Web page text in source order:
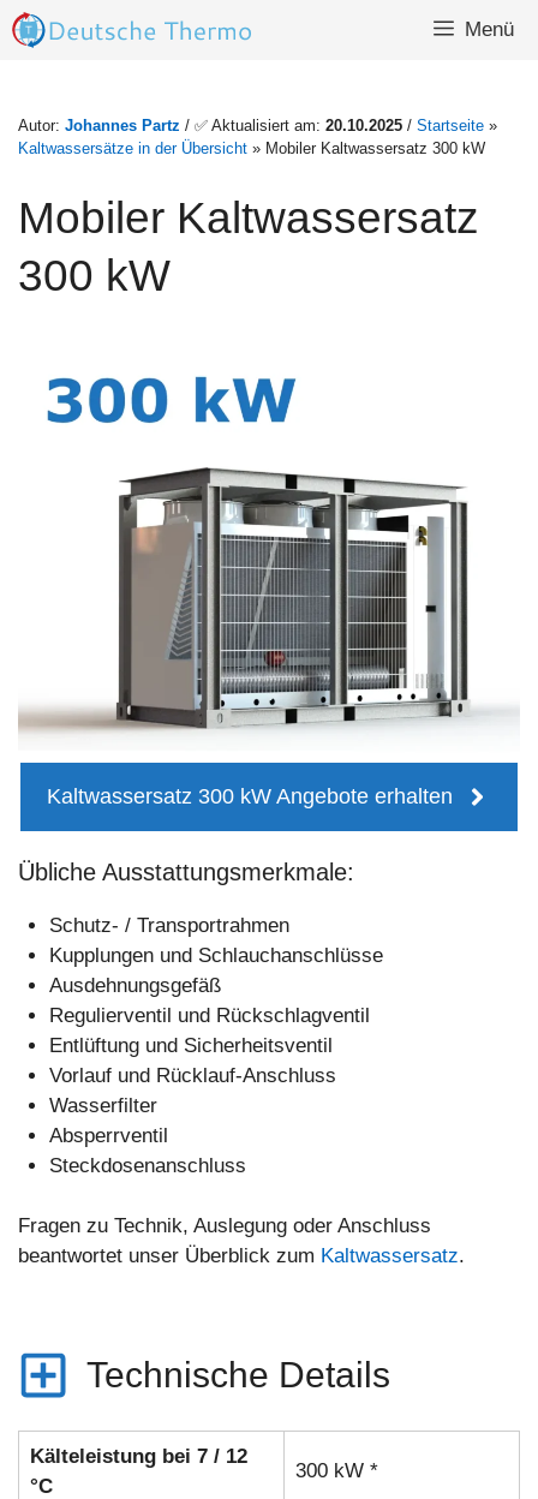
Zum
Inhalt
Menü
Autor: Johannes Partz / ✅ Aktualisiert am: 20.10.2025 / Startseite »
Kaltwassersätze in der Übersicht » Mobiler Kaltwassersatz 300 kW
Mobiler Kaltwassersatz
300 kW
Kaltwassersatz 300 kW Angebote erhalten
Übliche Ausstattungsmerkmale:
Schutz- / Transportrahmen
Kupplungen und Schlauchanschlüsse
Ausdehnungsgefäß
Regulierventil und Rückschlagventil
Entlüftung und Sicherheitsventil
Vorlauf und Rücklauf-Anschluss
Wasserfilter
Absperrventil
Steckdosenanschluss
Fragen zu Technik, Auslegung oder Anschluss
beantwortet unser Überblick zum Kaltwassersatz.
Technische Details
Kälteleistung bei 7 / 12
°C
300 kW *